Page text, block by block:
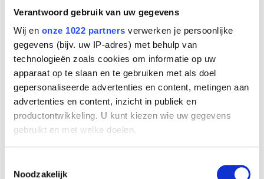
Verantwoord gebruik van uw gegevens
Wij en onze 1022 partners verwerken je persoonlijke
gegevens (bijv. uw IP-adres) met behulp van
technologieën zoals cookies om informatie op uw
apparaat op te slaan en te gebruiken met als doel
gepersonaliseerde advertenties en content, metingen aan
advertenties en content, inzicht in publiek en
productontwikkeling. U kunt kiezen wie uw gegevens
gebruikt en met welke doelen.
Informatie verzamelen over uw geografische
Noodzakelijk